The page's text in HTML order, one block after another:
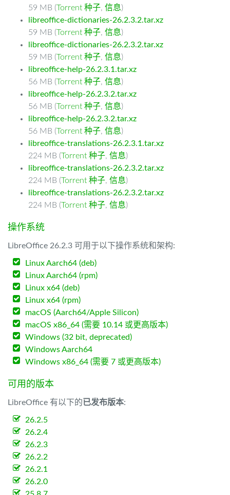
59 MB (Torrent 种子, 信息)
libreoffice-dictionaries-26.2.3.2.tar.xz
59 MB (Torrent 种子, 信息)
libreoffice-dictionaries-26.2.3.2.tar.xz
59 MB (Torrent 种子, 信息)
libreoffice-help-26.2.3.1.tar.xz
56 MB (Torrent 种子, 信息)
libreoffice-help-26.2.3.2.tar.xz
56 MB (Torrent 种子, 信息)
libreoffice-help-26.2.3.2.tar.xz
56 MB (Torrent 种子, 信息)
libreoffice-translations-26.2.3.1.tar.xz
224 MB (Torrent 种子, 信息)
libreoffice-translations-26.2.3.2.tar.xz
224 MB (Torrent 种子, 信息)
libreoffice-translations-26.2.3.2.tar.xz
224 MB (Torrent 种子, 信息)
操作系统
LibreOffice 26.2.3 可用于以下操作系统和架构:
Linux Aarch64 (deb)
Linux Aarch64 (rpm)
Linux x64 (deb)
Linux x64 (rpm)
macOS (Aarch64/Apple Silicon)
macOS x86_64 (需要 10.14 或更高版本)
Windows (32 bit, deprecated)
Windows Aarch64
Windows x86_64 (需要 7 或更高版本)
可用的版本
LibreOffice 有以下的已发布版本:
26.2.5
26.2.4
26.2.3
26.2.2
26.2.1
26.2.0